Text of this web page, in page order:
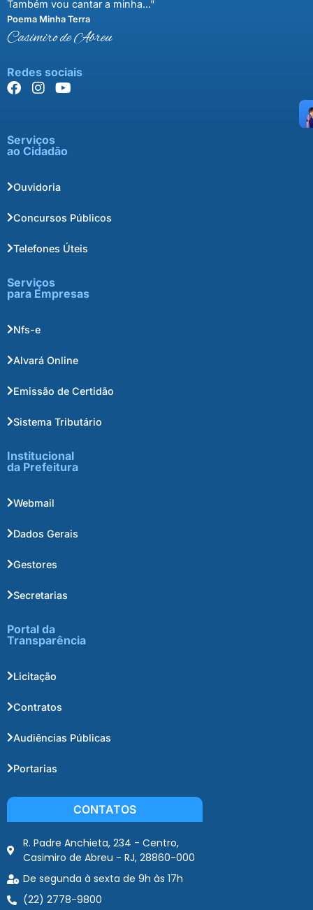
Também vou cantar a minha..."
Poema Minha Terra
Casimiro de Abreu
Redes sociais
Serviços
ao Cidadão
Ouvidoria
Concursos Públicos
Telefones Úteis
Serviços
para Empresas
Nfs-e
Alvará Online
Emissão de Certidão
Sistema Tributário
Institucional
da Prefeitura
Webmail
Dados Gerais
Gestores
Secretarias
Portal da
Transparência
Licitação
Contratos
Audiências Públicas
Portarias
CONTATOS
R. Padre Anchieta, 234 - Centro,
Casimiro de Abreu - RJ, 28860-000
De segunda à sexta de 9h às 17h
(22) 2778-9800